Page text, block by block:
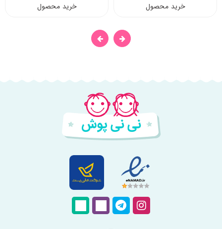
خرید محصول
خرید محصول